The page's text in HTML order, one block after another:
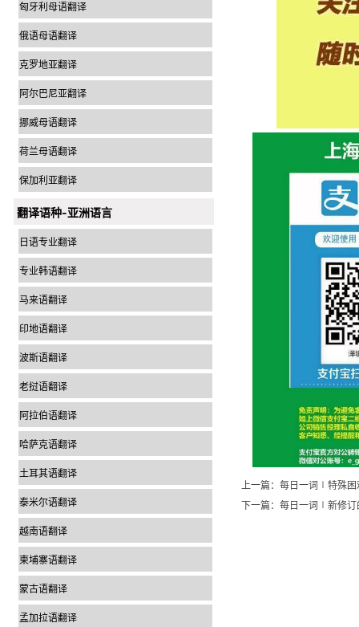
匈牙利母语翻译
俄语母语翻译
克罗地亚翻译
阿尔巴尼亚翻译
挪威母语翻译
荷兰母语翻译
保加利亚翻译
翻译语种-亚洲语言
日语专业翻译
专业韩语翻译
马来语翻译
印地语翻译
波斯语翻译
老挝语翻译
阿拉伯语翻译
哈萨克语翻译
土耳其语翻译
泰米尔语翻译
越南语翻译
柬埔寨语翻译
蒙古语翻译
孟加拉语翻译
上一篇： 每日一词∣特殊
下一篇： 每日一词∣新修